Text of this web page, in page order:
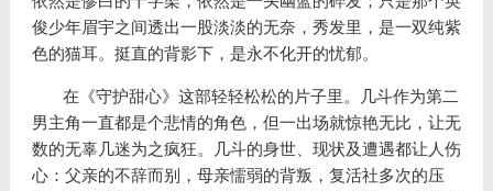
俊少年眉宇之间透出一股淡淡的无奈，秀发里，是一双纯紫
色的猫耳。挺直的背影下，是永不化开的忧郁。
在《守护甜心》这部轻轻松松的片子里。几斗作为第二
男主角一直都是个悲情的角色，但一出场就惊艳无比，让无
数的无辜几迷为之疯狂。几斗的身世、现状及遭遇都让人伤
心：父亲的不辞而别，母亲懦弱的背叛，复活社多次的压